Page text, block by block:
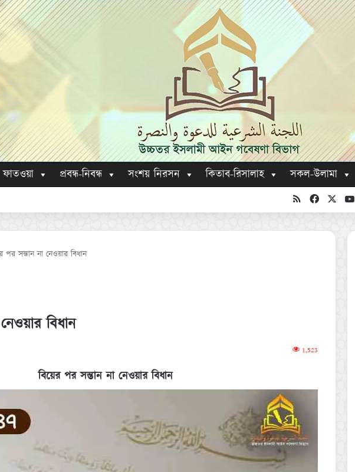
ফাতওয়া প্রবন্ধ-নিবন্ধ সংশয় নিরসন কিতাব-রিসালাহ সকল-উলামা
RSS Facebook
পর সন্তান না নেওয়ার বিধান
বিধান
1,523
বিয়ের পর সন্তান না নেওয়ার বিধান